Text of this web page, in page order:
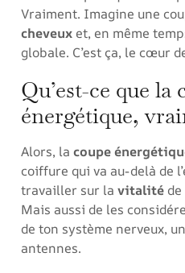
Vraiment. Imagine une
cheveux et, en même
globale. C’est ça, le cœur
Qu’est-ce que la
énergétique,
Alors, la coupe
coiffure qui va au-delà de
travailler sur la vitalité
Mais aussi de les
de ton système nerveux,
antennes.